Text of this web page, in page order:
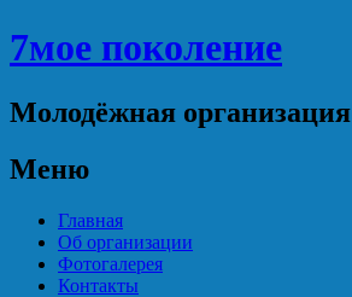
7мое поколение
Молодёжная организация
Меню
Перейти
содержимому
Главная
Об организации
Фотогалерея
Контакты